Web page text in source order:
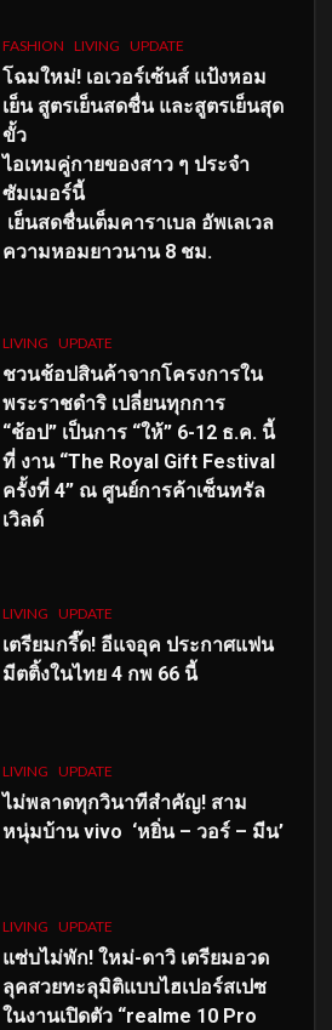
FASHION LIVING UPDATE
โฉมใหม่! เอเวอร์เซ้นส์ แป้งหอม
เย็น สูตรเย็นสดชื่น และสูตรเย็นสุด
ขั้ว
ไอเทมคู่กายของสาว ๆ ประจำ
ซัมเมอร์นี้
เย็นสดชื่นเต็มคาราเบล อัพเลเวล
ความหอมยาวนาน 8 ชม.
LIVING UPDATE
ชวนช้อปสินค้าจากโครงการใน
พระราชดำริ เปลี่ยนทุกการ
“ช้อป” เป็นการ “ให้” 6-12 ธ.ค. นี้
ที่ งาน “The Royal Gift Festival
ครั้งที่ 4” ณ ศูนย์การค้าเซ็นทรัล
เวิลด์
LIVING UPDATE
เตรียมกรี๊ด! อีแจอุค ประกาศแฟน
มีตติ้งในไทย 4 กพ 66 นี้
LIVING UPDATE
ไม่พลาดทุกวินาทีสำคัญ! สาม
หนุ่มบ้าน vivo ‘หยิ่น – วอร์ – มีน’
LIVING UPDATE
แซ่บไม่พัก! ใหม่-ดาวิ เตรียมอวด
ลุคสวยทะลุมิติแบบไฮเปอร์สเปซ
ในงานเปิดตัว “realme 10 Pro